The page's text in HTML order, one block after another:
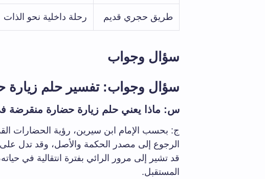
طريق حجري قديم رحلة داخلية نحو الذات
سؤال وجواب
سؤال وجواب: تفسير حلم زيارة
س: ماذا يعني حلم زيارة حضارة منقرضة
ج: بحسب الإمام ابن سيرين، رؤية الحضارات
الرجوع إلى مصدر الحكمة والأصل، وقد تدل
قد تشير إلى مرور الرائي بفترة انتقالية في
المستقبل.